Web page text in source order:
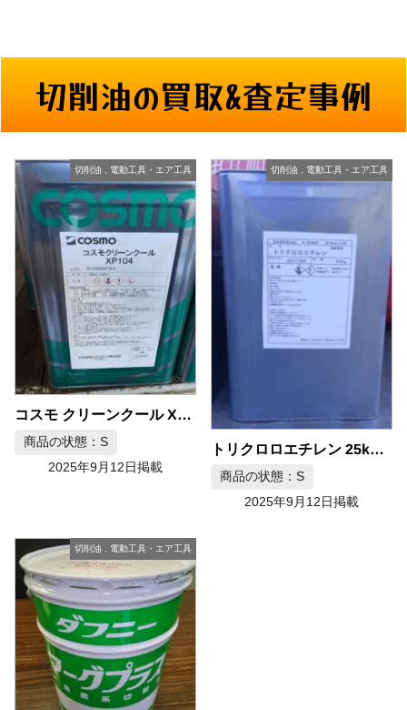
切削油の買取&査定事例
切削油 , 電動工具・エア工具
コスモ クリーンクール XP104 水溶性切削油
商品の状態：S
2025年9月12日掲載
切削油 , 電動工具・エア工具
トリクロロエチレン 25kg 洗浄剤
商品の状態：S
2025年9月12日掲載
切削油 , 電動工具・エア工具